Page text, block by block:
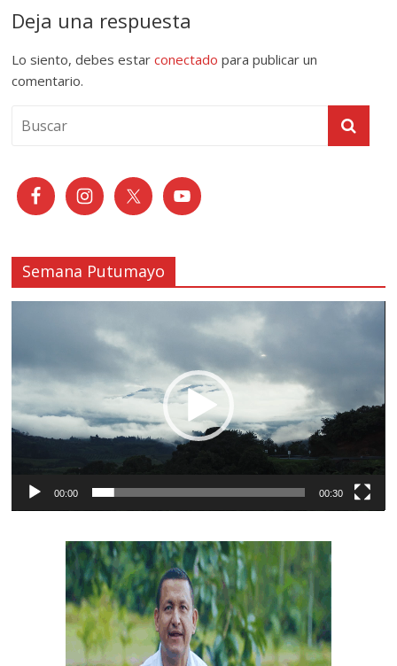
Deja una respuesta
Lo siento, debes estarconectado para publicar un
comentario.
Semana Putumayo
00:00 00:30